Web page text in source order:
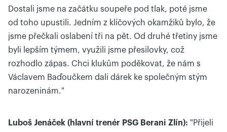
Dostali jsme na začátku soupeře pod tlak, poté jsme
od toho upustili. Jedním z klíčových okamžiků bylo, že
jsme přečkali oslabení tři na pět. Od druhé třetiny jsme
byli lepším týmem, využili jsme přesilovky, což
rozhodlo zápas. Chci klukům poděkovat, že nám s
Václavem Baďoučkem dali dárek ke společným stým
narozeninám."
Luboš Jenáček (hlavní trenér PSG Berani Zlín): "Přijeli